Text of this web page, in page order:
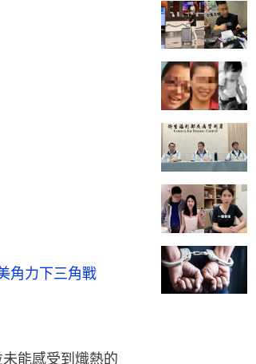
角力下三角戰
能感受到熾熱的